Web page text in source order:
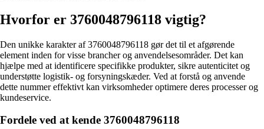
Hvorfor er 3760048796118 vigtig?
Den unikke karakter af 3760048796118 gør det til et afgørende
element inden for visse brancher og anvendelsesområder. Det kan
hjælpe med at identificere specifikke produkter, sikre autenticitet og
understøtte logistik- og forsyningskæder. Ved at forstå og anvende
dette nummer effektivt kan virksomheder optimere deres processer og
kundeservice.
Fordele ved at kende 3760048796118